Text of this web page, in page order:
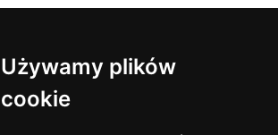
Używamy plików
cookie
Używamy plików
cookie